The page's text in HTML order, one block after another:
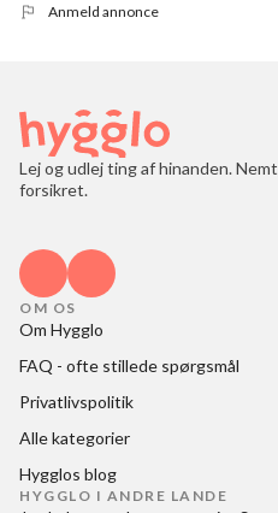
Anmeld annonce
Lej og udlej ting af hinanden.
forsikret.
OM OS
Om Hygglo
FAQ - ofte stillede spørgsmål
Privatlivspolitik
Alle kategorier
Hygglos blog
HYGGLO I ANDRE LANDE